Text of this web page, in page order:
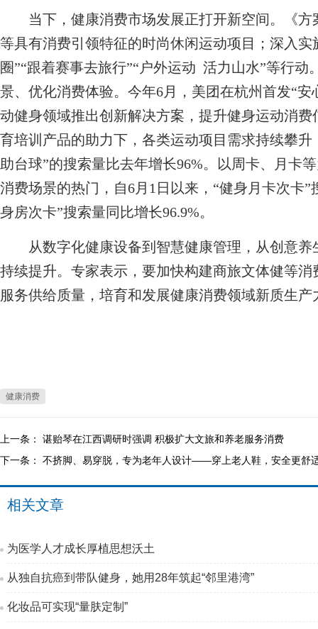
当下，健康消费市场发展正打开新空间。《方
等具有消费引领特征的时尚休闲运动项目；深入
圈”“跟着赛事去旅行”“户外运动 活力山水”等行
景、优化消费体验。今年6月，美团在杭州首发“
动健身领域推出创新解决方案，提升健身运动消
育培训产品的助力下，各类运动项目需求持续攀升
助台球”的搜索量比去年增长96%。以周卡、月卡
消费场景的热门，自6月1日以来，“健身月卡次卡”
身房次卡”搜索量同比增长96.9%。
从数字化健康设备到智慧健康管理，从创意养
持续提升。专家表示，要加快构建商旅文体健等
服务供给质量，培育和发展健康消费领域新质生
健康消费
上一条： 谌贻琴在江西调研时强调 积极扩大文旅和养老服务消费
下一条： 不挤脚、易穿脱，专为老年人设计——穿上老人鞋，安全更舒
相关文章
为医学人才成长厚植思想沃土
从独自抗癌到带队健身，她用28年筑起“邻里港湾”
化妆品可实现“量肤定制”